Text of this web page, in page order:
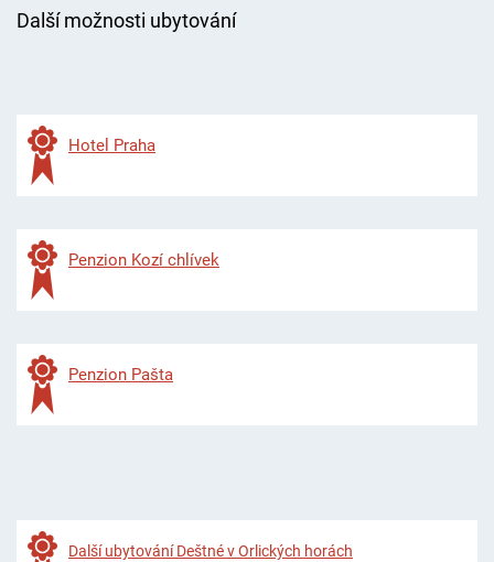
Další možnosti ubytování
Hotel Praha
Penzion Kozí chlívek
Penzion Pašta
Další ubytování Deštné v Orlických horách